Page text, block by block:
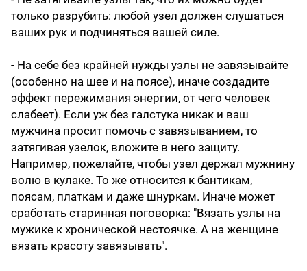
только разрубить: любой узел должен слушаться
ваших рук и подчиняться вашей силе.
- На себе без крайней нужды узлы не завязывайте
(особенно на шее и на поясе), иначе создадите
эффект пережимания энергии, от чего человек
слабеет). Если уж без галстука никак и ваш
мужчина просит помочь с завязыванием, то
затягивая узелок, вложите в него защиту.
Например, пожелайте, чтобы узел держал мужнину
волю в кулаке. То же относится к бантикам,
поясам, платкам и даже шнуркам. Иначе может
сработать старинная поговорка: "Вязать узлы на
мужике к хронической нестоячке. А на женщине
вязать красоту завязывать".